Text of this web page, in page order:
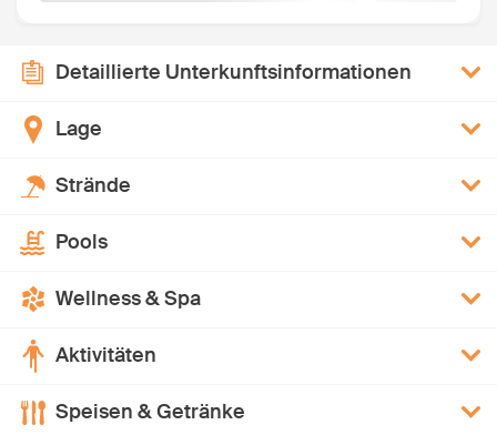
Detaillierte Unterkunftsinformationen
Lage
Strände
Pools
Wellness & Spa
Aktivitäten
Speisen & Getränke